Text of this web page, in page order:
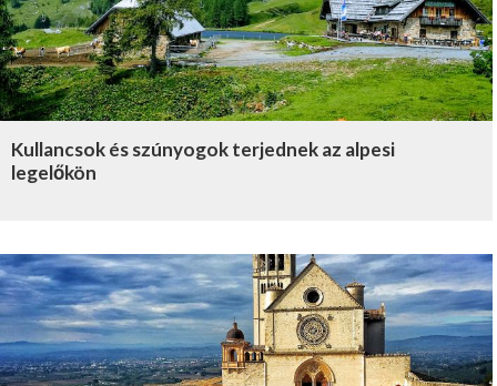
Kullancsok és szúnyogok terjednek az alpesi
legelőkön